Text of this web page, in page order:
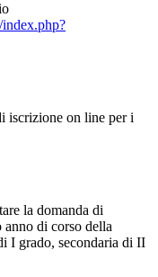
iscrizione on line per i
la domanda di
di corso della
I grado, secondaria di II